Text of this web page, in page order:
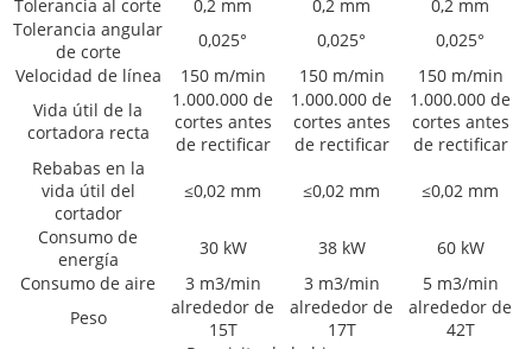
Tolerancia al corte
0,2 mm 0,2 mm
0,2 mm
Tolerancia angular
de corte
0,025° 0,025°
0,025°
Velocidad de línea
150 m/min 150 m/min
150 m/min
Vida útil de la
cortadora recta
1.000.000 de
cortes antes
de rectificar
1.000.000 de
cortes antes
de rectificar
1.000.000 de
cortes antes
de rectificar
Rebabas en la
vida útil del
cortador
≤0,02 mm ≤0,02 mm ≤0,02 mm
Consumo de
energía
30 kW 38 kW
60 kW
Consumo de aire
3 m3/min 3 m3/min
5 m3/min
Peso
alrededor de
15T
alrededor de
17T
alrededor de
42T